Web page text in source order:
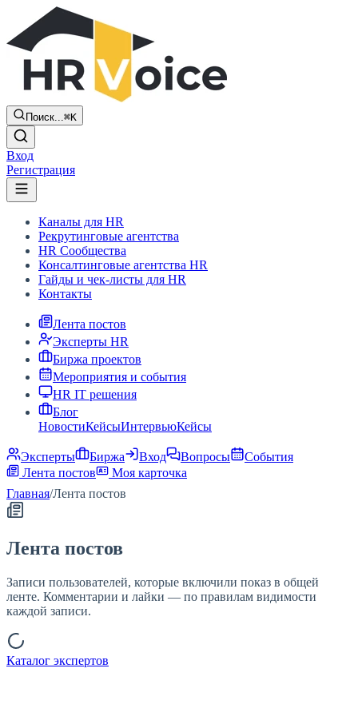
Поиск...⌘K
Вход
Регистрация
Каналы для HR
Рекрутинговые агентства
HR Сообщества
Консалтинговые агентства HR
Гайды и чек-листы для HR
Контакты
Лента постов
Эксперты HR
Биржа проектов
Мероприятия и события
HR IT решения
Блог
НовостиКейсыИнтервьюКейсы
Эксперты Биржа Вход Вопросы
События
Лента постов
Моя карточка
Главная/Лента постов
Лента постов
Записи пользователей, которые включили показ в общей
ленте. Комментарии и лайки — по правилам видимости
каждой записи.
Каталог экспертов